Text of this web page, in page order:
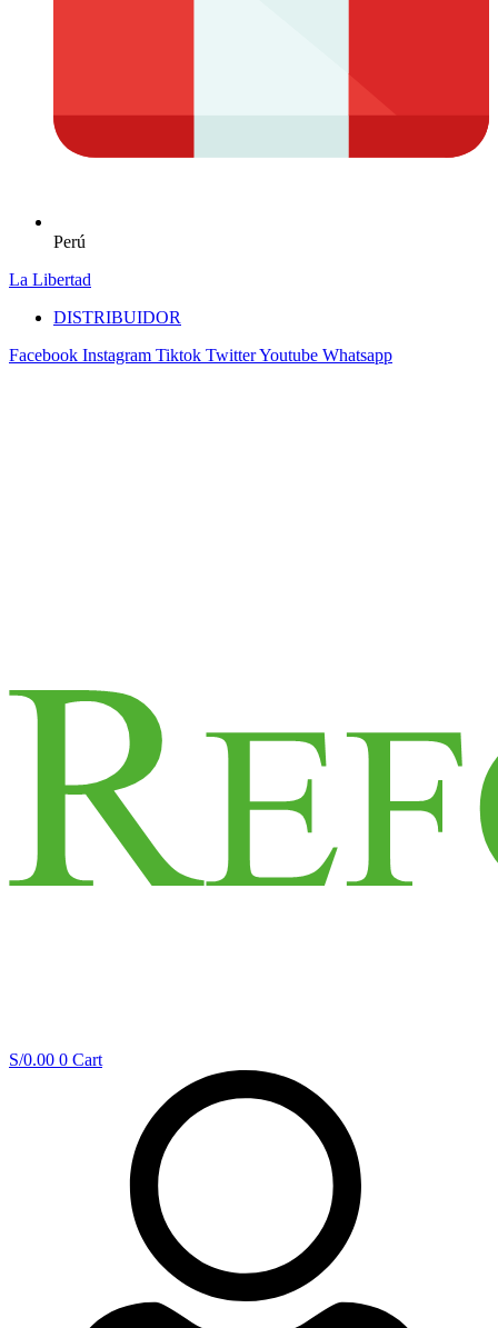
Perú
La Libertad
DISTRIBUIDOR
Facebook Instagram Tiktok TwitterYoutube Whatsapp
S/0.00 0 Cart